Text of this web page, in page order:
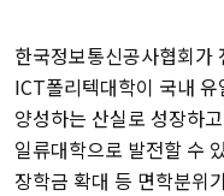
한국정보통신공사협회가
ICT폴리텍대학이 국내
양성하는 산실로 성장하
일류대학으로 발전할 수
장학금 확대 등 면학분위